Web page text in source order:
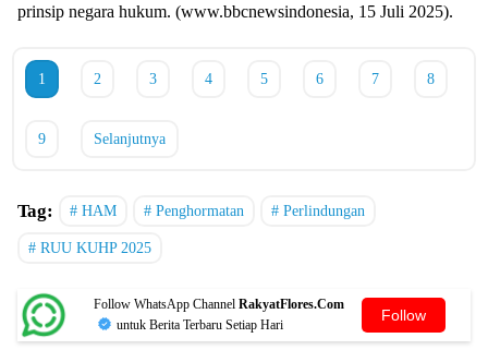
prinsip negara hukum. (www.bbcnewsindonesia, 15 Juli 2025).
1 2 3 4 5 6 7 8
9 Selanjutnya
Tag: HAM Penghormatan Perlindungan
RUU KUHP 2025
Follow WhatsApp Channel RakyatFlores.Com
untuk Berita Terbaru Setiap Hari
Follow